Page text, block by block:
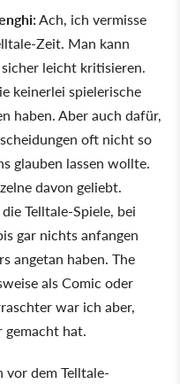
Ach, ich vermisse
Zeit. Man kann
leicht kritisieren.
keinerlei spielerische
haben. Aber auch dafür,
oft nicht so
glauben lassen wollte.
davon geliebt.
Telltale-Spiele, bei
gar nichts anfangen
angetan haben. The
als Comic oder
war ich aber,
gemacht hat.
vor dem Telltale-